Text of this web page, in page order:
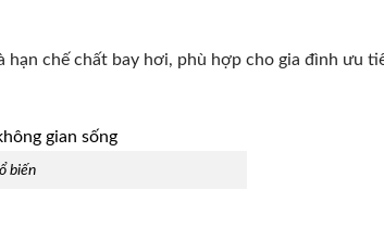
chế chất bay hơi, phù hợp cho gia đình ưu
biến